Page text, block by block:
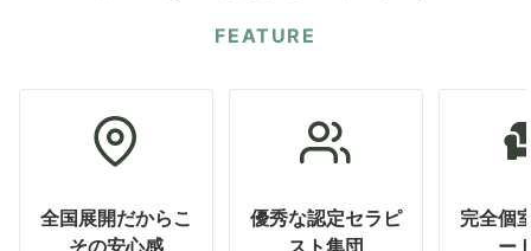
FEATURE
全国展開だからこ
優秀な認定セラピ
完全個